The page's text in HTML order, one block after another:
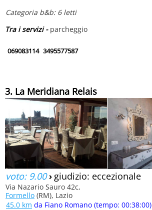
Categoria b&b: 6 letti
Tra i servizi - parcheggio
069083114 3495577587
3. La Meridiana Relais
voto: 9.00› giudizio: eccezionale
Via Nazario Sauro 42c,
Formello (RM), Lazio
45.0 km da Fiano Romano (tempo: 00:38:00)